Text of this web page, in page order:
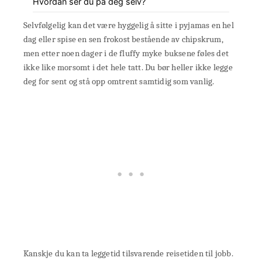
Selvfølgelig kan det være hyggelig å sitte i pyjamas en hel
dag eller spise en sen frokost bestående av chipskrum,
men etter noen dager i de fluffy myke buksene føles det
ikke like morsomt i det hele tatt. Du bør heller ikke legge
deg for sent og stå opp omtrent samtidig som vanlig.
Kanskje du kan ta leggetid tilsvarende reisetiden til jobb.